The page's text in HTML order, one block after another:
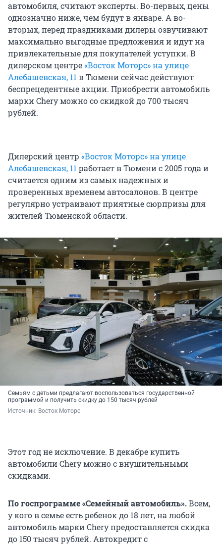
автомобиля, считают эксперты. Во-первых, цены
однозначно ниже, чем будут в январе. А во-
вторых, перед праздниками дилеры озвучивают
максимально выгодные предложения и идут на
привлекательные для покупателей уступки. В
дилерском центре«Восток Моторс» на улице
Алебашевская, 11 в Тюмени сейчас действуют
беспрецедентные акции. Приобрести автомобиль
марки Chery можно со скидкой до 700 тысяч
рублей.
Дилерский центр «Восток Моторс» на улице
Алебашевская, 11 работает в Тюмени с 2005 года и
считается одним из самых надежных и
проверенных временем автосалонов. В центре
регулярно устраивают приятные сюрпризы для
жителей Тюменской области.
Семьям с детьми предлагают воспользоваться государственной
программой и получить скидку до 150 тысяч рублей
Источник: Восток Моторс
Этот год не исключение. В декабре купить
автомобили Chery можно с внушительными
скидками.
По госпрограмме «Семейный автомобиль».Всем,
у кого в семье естьребенок до 18 лет, на любой
автомобиль марки Chery предоставляется скидка
до 150 тысяч рублей. Автокредит с